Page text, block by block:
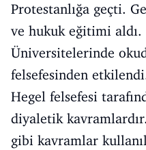
Protestanlığa geçti.
ve hukuk eğitimi
Üniversitelerinde
felsefesinden
Hegel felsefesi
diyaletik
gibi kavramlar